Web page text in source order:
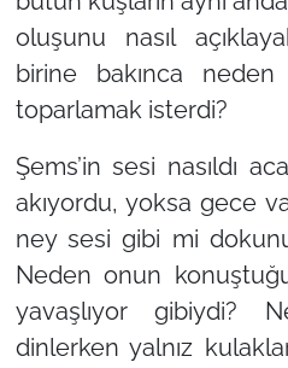
oluşunu nasıl
birine bakınca
toparlamak isterdi?
Şems’in sesi nasıldı
akıyordu, yoksa gece
ney sesi gibi mi
Neden onun
yavaşlıyor gibiydi?
dinlerken yalnız